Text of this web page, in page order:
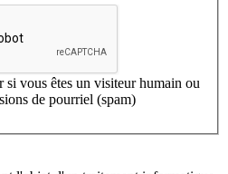
si vous êtes un visiteur humain ou
de pourriel (spam)